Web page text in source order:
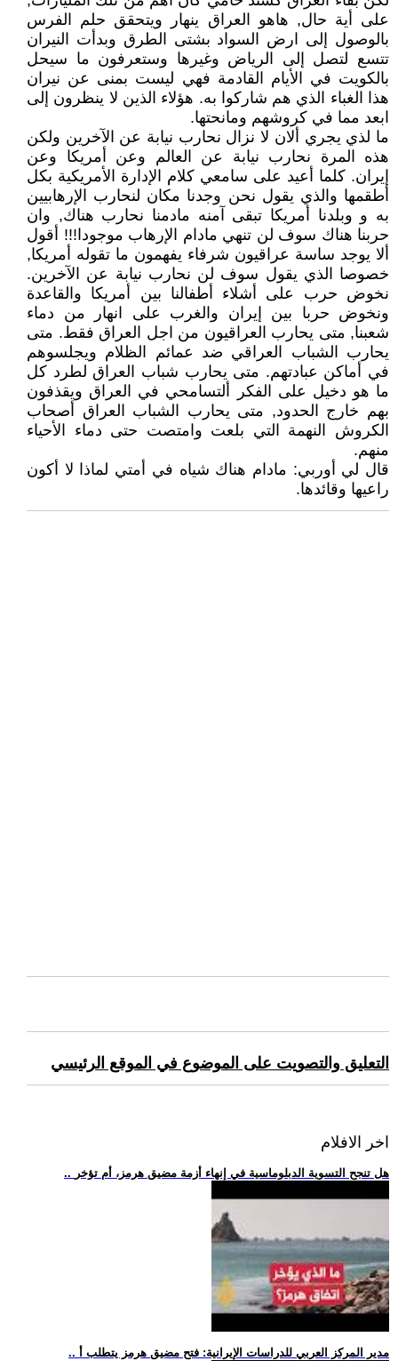
على أية حال, هاهو العراق ينهار ويتحقق حلم الفرس
بالوصول إلى ارض السواد بشتى الطرق وبدأت النيران
تتسع لتصل إلى الرياض وغيرها وستعرفون ما سيحل
بالكويت في الأيام القادمة فهي ليست بمنى عن نيران
هذا الغباء الذي هم شاركوا به. هؤلاء الذين لا ينظرون إلى
ابعد مما في كروشهم ومانحتها.
ما لذي يجري ألان لا نزال نحارب نيابة عن الآخرين ولكن
هذه المرة نحارب نيابة عن العالم وعن أمريكا وعن
إيران. كلما أعيد على سامعي كلام الإدارة الأمريكية بكل
أطقمها والذي يقول نحن وجدنا مكان لنحارب الإرهابيين
به و وبلدنا أمريكا تبقى آمنه مادمنا نحارب هناك, وان
حربنا هناك سوف لن تنهي مادام الإرهاب موجودا!!! أقول
ألا يوجد ساسة عراقيون شرفاء يفهمون ما تقوله أمريكا,
خصوصا الذي يقول سوف لن نحارب نيابة عن الآخرين.
نخوض حرب على أشلاء أطفالنا بين أمريكا والقاعدة
ونخوض حربا بين إيران والغرب على انهار من دماء
شعبنا, متى يحارب العراقيون من اجل العراق فقط. متى
يحارب الشباب العراقي ضد عمائم الظلام ويجلسوهم
في أماكن عبادتهم. متى يحارب شباب العراق لطرد كل
ما هو دخيل على الفكر ألتسامحي في العراق ويقذفون
بهم خارج الحدود, متى يحارب الشباب العراق أصحاب
الكروش النهمة التي بلعت وامتصت حتى دماء الأحياء
منهم.
قال لي أوربي: مادام هناك شياه في أمتي لماذا لا أكون
راعيها وقائدها.
التعليق والتصويت على الموضوع في الموقع الرئيسي
اخر الافلام
.. هل تنجح التسوية الدبلوماسية في إنهاء أزمة مضيق هرمز، أم تؤخر
.. مدير المركز العربي للدراسات الإيرانية: فتح مضيق هرمز يتطلب أ